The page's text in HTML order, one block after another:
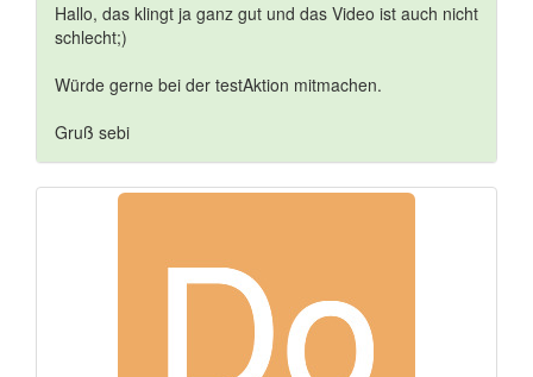
Hallo, das klingt ja ganz gut und das Video ist auch nicht
schlecht;)
Würde gerne bei der testAktion mitmachen.
Gruß sebi